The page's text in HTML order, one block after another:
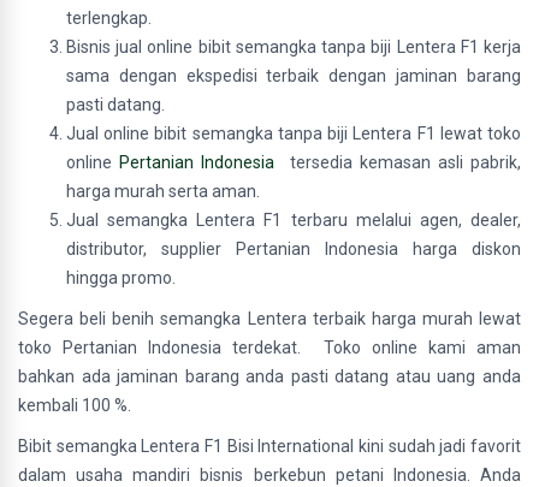
terlengkap.
Bisnis jual online bibit semangka tanpa biji Lentera F1 kerja
sama dengan ekspedisi terbaik dengan jaminan barang
pasti datang.
Jual online bibit semangka tanpa biji Lentera F1 lewat toko
online Pertanian Indonesia tersedia kemasan asli pabrik,
harga murah serta aman.
Jual semangka Lentera F1 terbaru melalui agen, dealer,
distributor, supplier Pertanian Indonesia harga diskon
hingga promo.
Segera beli benih semangka Lentera terbaik harga murah lewat
toko Pertanian Indonesia terdekat. Toko online kami aman
bahkan ada jaminan barang anda pasti datang atau uang anda
kembali 100 %.
Bibit semangka Lentera F1 Bisi International kini sudah jadi favorit
dalam usaha mandiri bisnis berkebun petani Indonesia. Anda